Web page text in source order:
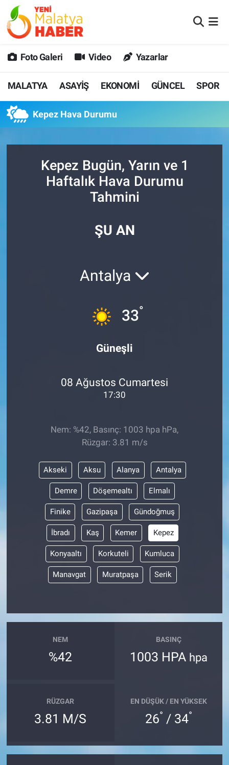
Foto Galeri Video Yazarlar
MALATYA ASAYİŞ EKONOMİ GÜNCEL SPOR
Kepez Hava Durumu
Kepez Bugün, Yarın ve 1
Haftalık Hava Durumu
Tahmini
ŞU AN
Antalya
33°
Güneşli
08 Ağustos Cumartesi
17:30
Nem: %42, Basınç: 1003 hpa hPa,
Rüzgar: 3.81 m/s
Akseki Aksu Alanya Antalya
Demre Döşemealtı Elmalı
Finike Gazipaşa Gündoğmuş
İbradı Kaş Kemer Kepez
Konyaaltı Korkuteli Kumluca
Manavgat Muratpaşa Serik
NEM
%42
BASINÇ
1003 HPA hpa
RÜZGAR
3.81 M/S
EN DÜŞÜK / EN YÜKSEK
26° / 34°
MALATYA
GÜNCEL
SPOR
SAĞLIK
DİĞER
Malatya Nöbetçi Eczaneler
MALATYA Namaz Vakitleri
Malatya Trafik Yoğunluk Haritası
Süper Lig Puan Durumu ve Fikstür
Tüm Manşetler
Son Dakika Haberleri